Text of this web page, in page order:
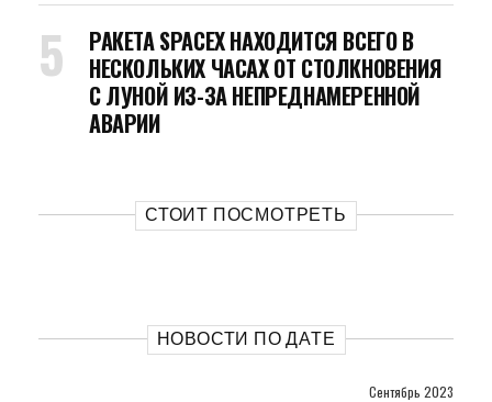
РАКЕТА SPACEX НАХОДИТСЯ ВСЕГО В
НЕСКОЛЬКИХ ЧАСАХ ОТ СТОЛКНОВЕНИЯ
С ЛУНОЙ ИЗ-ЗА НЕПРЕДНАМЕРЕННОЙ
АВАРИИ
СТОИТ ПОСМОТРЕТЬ
НОВОСТИ ПО ДАТЕ
Сентябрь 2023